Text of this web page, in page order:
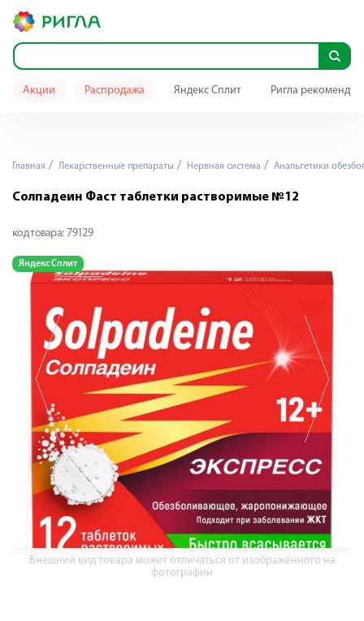
Акции Распродажа Яндекс Сплит Ригла
Главная Лекарственные препараты Нервная система Анальгетики
Солпадеин Фаст таблетки растворимые №12
код товара: 79129
Яндекс Сплит
Внешний вид товара может отличаться от изображённого на
фотографии